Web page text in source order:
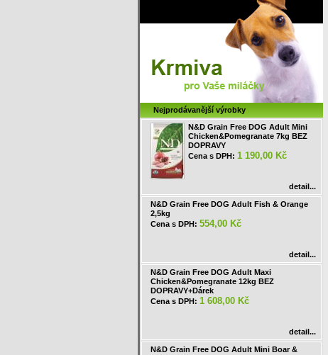
Nejprodávanější výrobky
N&D Grain Free DOG Adult Mini
Chicken&Pomegranate 7kg BEZ
DOPRAVY
Cena s DPH: 1 190,00 Kč
detail...
N&D Grain Free DOG Adult Fish & Orange
2,5kg
Cena s DPH: 554,00 Kč
detail...
N&D Grain Free DOG Adult Maxi
Chicken&Pomegranate 12kg BEZ
DOPRAVY+Dárek
Cena s DPH: 1 608,00 Kč
detail...
N&D Grain Free DOG Adult Mini Boar &